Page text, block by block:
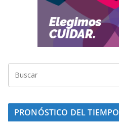
PRONÓSTICO DEL TIEMPO